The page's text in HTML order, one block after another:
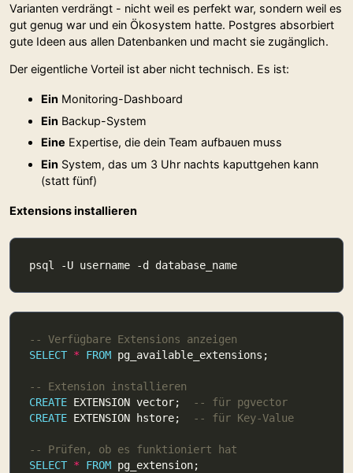
Varianten verdrängt - nicht weil es perfekt war, sondern weil es
gut genug war und ein Ökosystem hatte. Postgres absorbiert
gute Ideen aus allen Datenbanken und macht sie zugänglich.
Der eigentliche Vorteil ist aber nicht technisch. Es ist:
Ein Monitoring-Dashboard
Ein Backup-System
Eine Expertise, die dein Team aufbauen muss
Ein System, das um 3 Uhr nachts kaputtgehen kann
(statt fünf)
Extensions installieren
SELECT * FROM
CREATE EXTENSION vector;
CREATE EXTENSION hstore;
SELECT * FROM